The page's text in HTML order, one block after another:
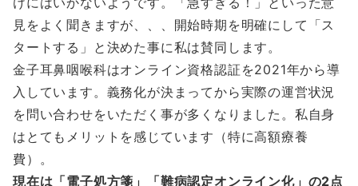
見をよく聞きますが、、、開始時期を明確にして「ス
タートする」と決めた事に私は賛同します。
金子耳鼻咽喉科はオンライン資格認証を2021年から導
入しています。義務化が決まってから実際の運営状況
を問い合わせをいただく事が多くなりました。私自身
はとてもメリットを感じています（特に高額療養
費）。
現在は「電子処方箋」「難病認定オンライン化」の2点